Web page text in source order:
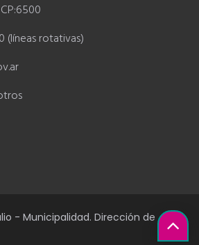
(líneas rotativas)
- Municipalidad. Dirección de